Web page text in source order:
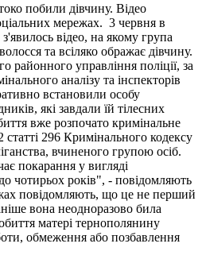
побили дівчину. Відео
мережах. 3 червня в
відео, на якому група
та всіляко ображає дівчину.
районного управління поліції, за
аналізу та інспекторів
встановили особу
які завдали їй тілесних
вже розпочато кримінальне
296 Кримінального кодексу
вчиненого групою осіб.
покарання у вигляді
чотирьох років", - повідомляють
повідомляють, що це не перший
вона неодноразово била
матері тернополянину
обмеження або позбавлення